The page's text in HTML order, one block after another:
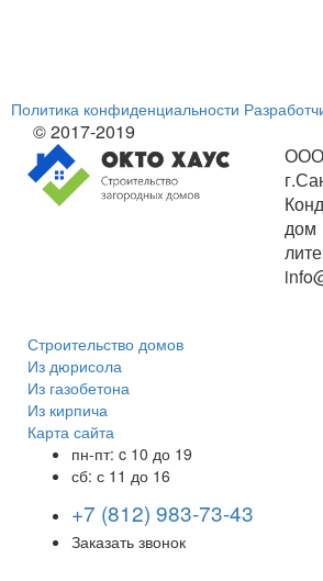
Политика конфиденциальности
© 2017-2019
ООО
Строительство домов
Из дюрисола
Из газобетона
Из кирпича
Карта сайта
пн-пт: c 10 до 19
сб: с 11 до 16
+7 (812) 983-73-43
Заказать звонок